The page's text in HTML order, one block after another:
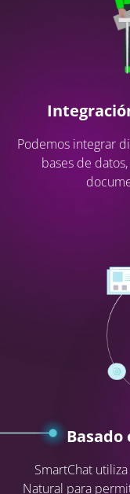
Podemos integrar
bases de
Basado
SmartChat
Natural para